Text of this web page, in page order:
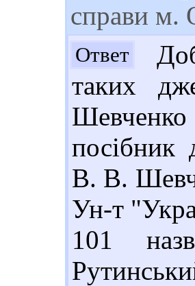
справи м.
Ответ
таких
посібник
В. В.
Ун-т
101